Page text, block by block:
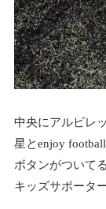
中央にアルビレ
星とenjoy
ボタンがついて
キッズサポータ